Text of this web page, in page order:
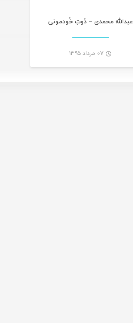
عبدالله محمدی – دُوتِ خُودمونی
۰۷ مرداد ۱۳۹۵